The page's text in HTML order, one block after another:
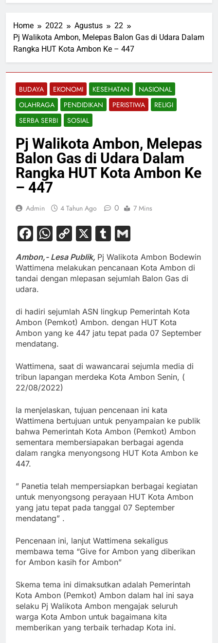
Home 2022 Agustus
22
Pj Walikota Ambon, Melepas Balon Gas di Udara Dalam
Rangka HUT Kota Ambon Ke – 447
BUDAYA EKONOMI KESEHATAN
NASIONAL
OLAHRAGA
PENDIDIKAN PERISTIWA
RELIGI
SERBA SERBI
SOSIAL
Pj Walikota Ambon, Melepas
Balon Gas di Udara Dalam
Rangka HUT Kota Ambon Ke
– 447
Admin 4 Tahun Ago 0 7 Mins
Facebook
WhatsApp
Copy
Link
X Tumblr
Ambon,- Lesa Publik, Pj Walikota Ambon Bodewin
Wattimena melakukan pencanaan Kota Ambon di
tandai dengan mlepasan sejumlah Balon Gas di
udara.
di hadiri sejumlah ASN lingkup Pemerintah Kota
Ambon (Pemkot) Ambon. dengan HUT Kota
Ambon yang ke 447 jatu tepat pada 07 September
mendatang.
Wattimena, saat di wawancarai sejumla media di
tribun lapangan merdeka Kota Ambon Senin, (
22/08/2022)
Ia menjelaskan, tujuan pencenaan ini kata
Wattimena bertujuan untuk penyampaian ke publik
bahwa Pemerintah Kota Ambon (Pemkot) Ambon
sementara membersiapakan berbagai agenda
dalam rangka menyongsong HUT Kota Ambon ke
447.
” Panetia telah mempersiapkan berbagai kegiatan
untuk menyongsong perayaan HUT Kota Ambon
yang jatu tepat pada tanggal 07 September
mendatang” .
Pencenaan ini, lanjut Wattimena sekaligus
membawa tema “Give for Ambon yang diberikan
for Ambon kasih for Ambon”
Skema tema ini dimaksutkan adalah Pemerintah
Kota Ambon (Pemkot) Ambon dalam hal ini saya
selaku Pj Walikota Ambon mengajak seluruh
warga Kota Ambon untuk bagaimana kita
memberikan yang terbaik terhadap Kota ini.